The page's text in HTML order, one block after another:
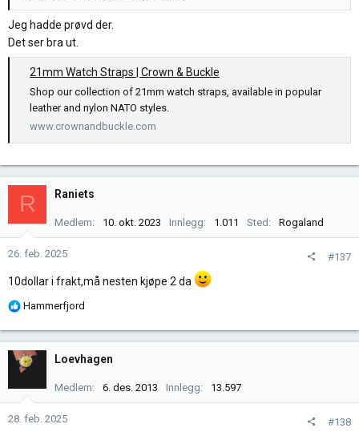
Jeg hadde prøvd der.
Det ser bra ut.
21mm Watch Straps | Crown & Buckle
Shop our collection of 21mm watch straps, available in popular
leather and nylon NATO styles.
www.crownandbuckle.com
R Raniets
Medlem 10. okt. 2023 Innlegg 1.011 Sted Rogaland
26. feb. 2025 #137
10dollar i frakt,må nesten kjøpe 2 da
R
k
s
n
Hammerfjord
Loevhagen
Medlem 6. des. 2013 Innlegg 13.597
28. feb. 2025 #138